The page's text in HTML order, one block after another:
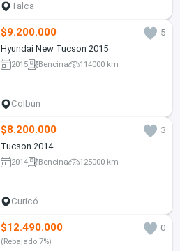
Talca
$9.200.000
5
Hyundai New Tucson 2015
2015 Bencina 114000 km
Colbún
$8.200.000
3
Tucson 2014
2014 Bencina 125000 km
Curicó
$12.490.000 0
(Rebajado 7%)